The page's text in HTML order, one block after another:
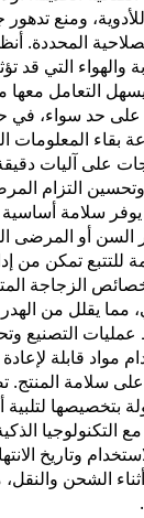
ومنع تدهور
المحددة.
التي قد
يسهل التعامل
على حد سواء،
بقاء المعلومات
على آليات
التزام
سلامة أساسية
السن أو المرضى
للتتبع تمكن من
الزجاجة
مما يقلل من
عمليات التصنيع
مواد قابلة لإعادة
على سلامة
بتخصيصها
التكنولوجيا
وتاريخ
الشحن